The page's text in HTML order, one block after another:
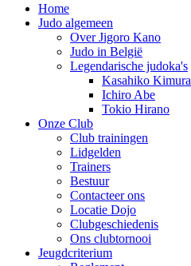
Home
Judo algemeen
Over Jigoro Kano
Judo in België
Legendarische judoka's
Kasahiko Kimura
Ichiro Abe
Tokio Hirano
Onze Club
Club trainingen
Lidgelden
Trainers
Bestuur
Contacteer ons
Locatie Dojo
Clubgeschiedenis
Ons clubtornooi
Jeugdcriterium